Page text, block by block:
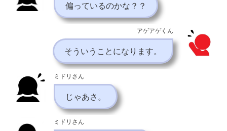
偏っているのかな？？
アゲアゲくん
そういうことになります。
ミドリさん
じゃあさ。
ミドリさん